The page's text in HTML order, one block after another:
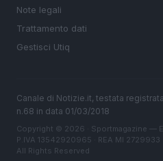
Note legali
Trattamento dati
Gestisci Utiq
Canale di Notizie.it, testata
n.68 in data 01/03/2018
Copyright © 2026 · Sportmagazine —
P.IVA 13542920965 · REA MI 2729933
All Rights Reserved